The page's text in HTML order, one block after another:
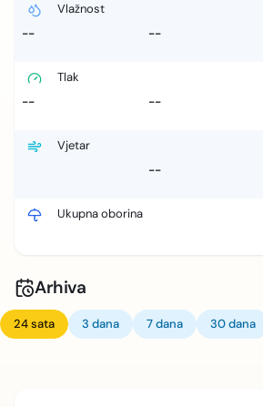
Vlažnost
--
--
Tlak
--
--
Vjetar
--
Ukupna oborina
Arhiva
24 sata 3 dana 7 dana 30 dana